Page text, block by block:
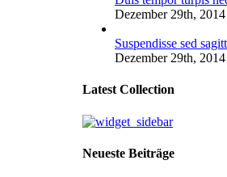
Dezember 29th, 2014
Suspendisse sed
Dezember 29th, 2014
Latest Collection
Neueste Beiträge